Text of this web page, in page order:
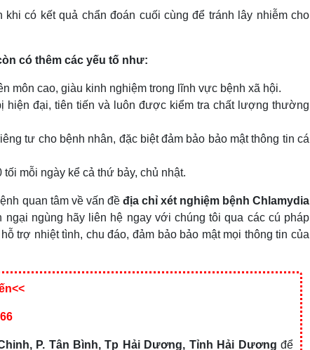
có kết quả chẩn đoán cuối cùng để tránh lây nhiễm cho
có thêm các yếu tố như:
môn cao, giàu kinh nghiệm trong lĩnh vực bệnh xã hội.
hiện đại, tiên tiến và luôn được kiểm tra chất lượng thường
tư cho bệnh nhân, đặc biệt đảm bảo bảo mật thông tin cá
mỗi ngày kể cả thứ bảy, chủ nhật.
quan tâm về vấn đề địa chỉ xét nghiệm bệnh Chlamydia
ngại ngùng hãy liên hệ ngay với chúng tôi qua các cú pháp
trợ nhiệt tình, chu đáo, đảm bảo bảo mật mọi thông tin của
P. Tân Bình, Tp Hải Dương, Tỉnh Hải Dương để